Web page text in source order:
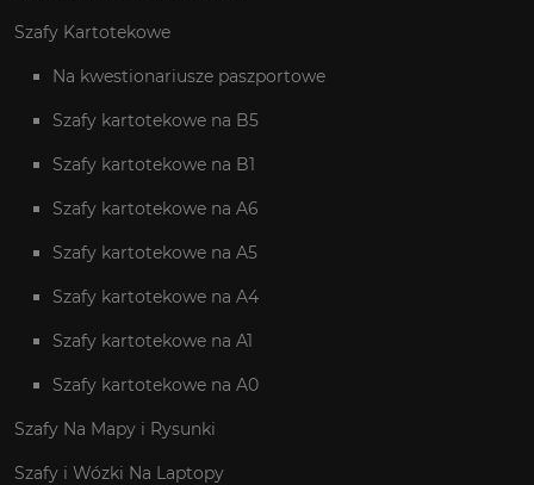
Szafy Kartotekowe
Na kwestionariusze paszportowe
Szafy kartotekowe na B5
Szafy kartotekowe na B1
Szafy kartotekowe na A6
Szafy kartotekowe na A5
Szafy kartotekowe na A4
Szafy kartotekowe na A1
Szafy kartotekowe na A0
Szafy Na Mapy i Rysunki
Szafy i Wózki Na Laptopy